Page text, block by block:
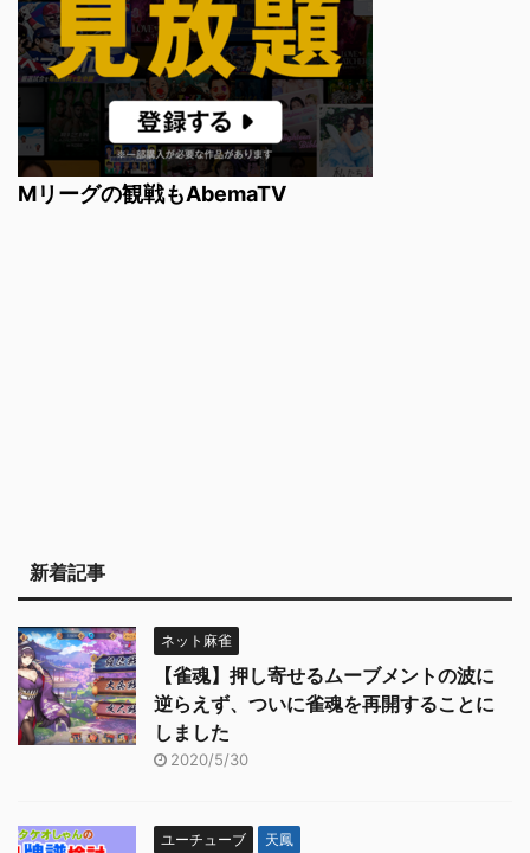
Mリーグの観戦もAbemaTV
新着記事
ネット麻雀
【雀魂】押し寄せるムーブメントの波に
逆らえず、ついに雀魂を再開することに
しました
2020/5/30
ユーチューブ 天鳳